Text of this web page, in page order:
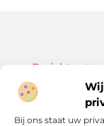
Bij ons staat uw
Bericht